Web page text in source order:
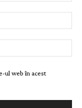
ul web în acest